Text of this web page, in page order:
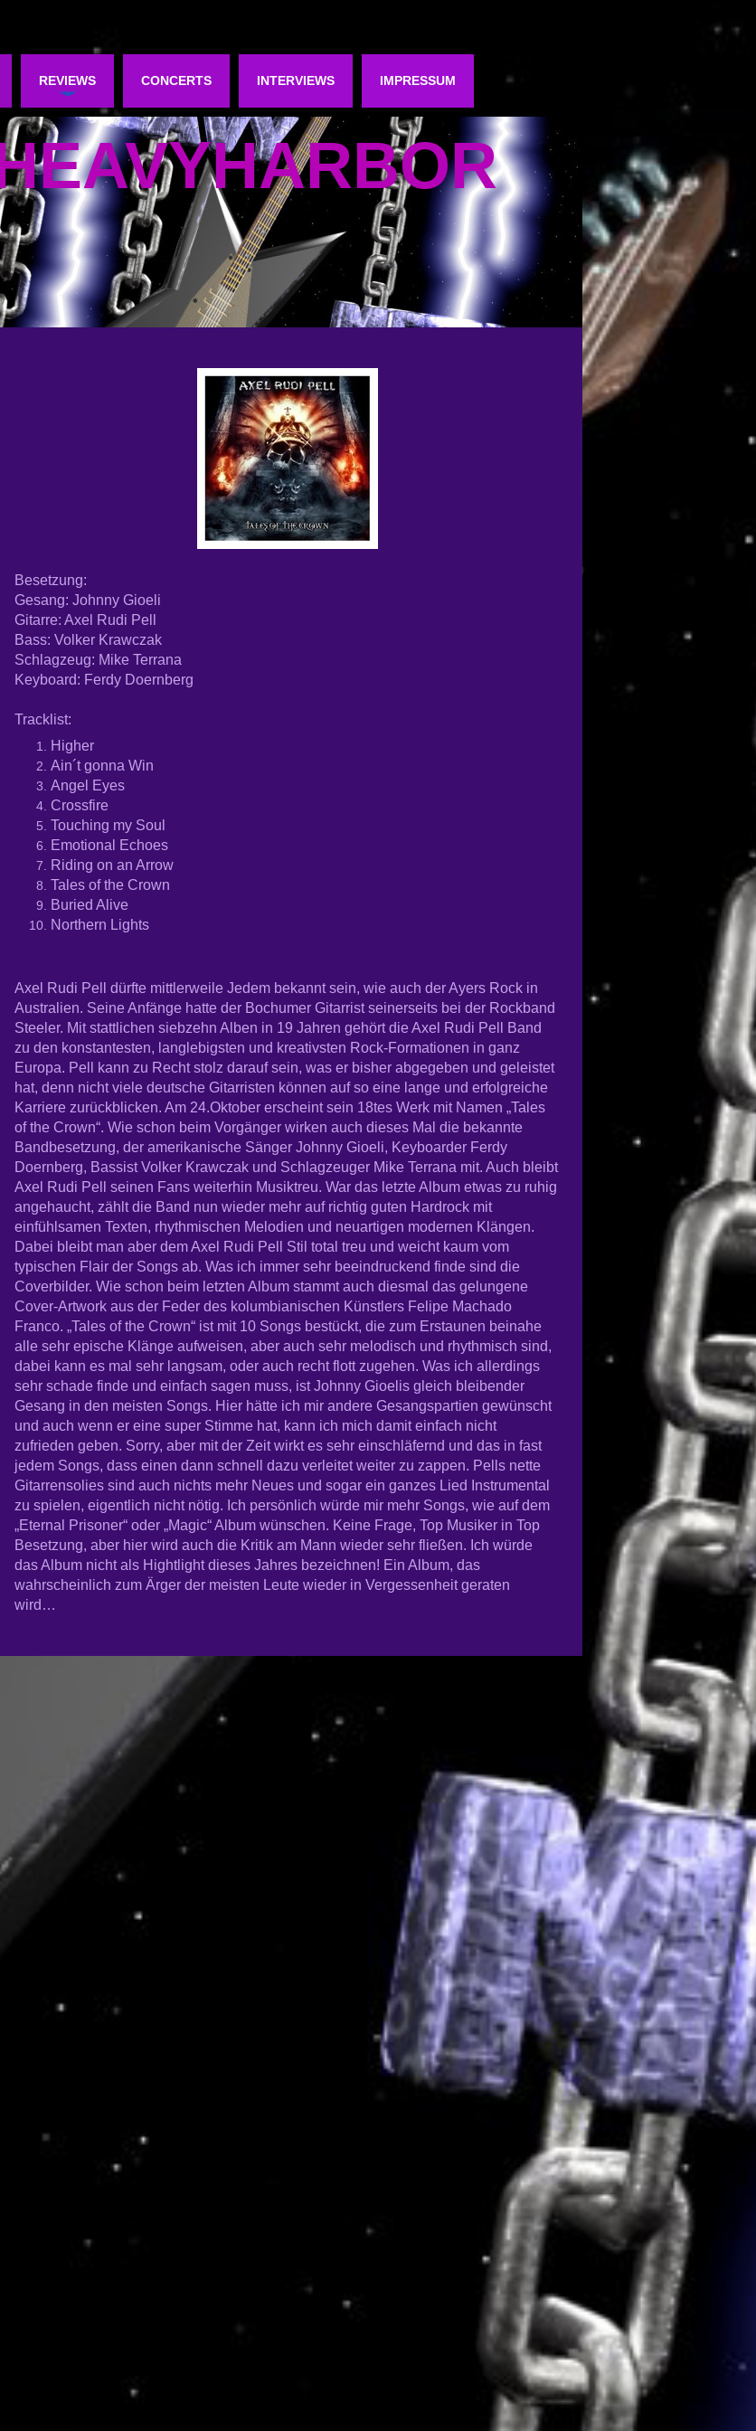
REVIEWS CONCERTS INTERVIEWS IMPRESSUM
Besetzung:
Gesang: Johnny Gioeli
Gitarre: Axel Rudi Pell
Bass: Volker Krawczak
Schlagzeug: Mike Terrana
Keyboard: Ferdy Doernberg
Tracklist:
Higher
Ain´t gonna Win
Angel Eyes
Crossfire
Touching my Soul
Emotional Echoes
Riding on an Arrow
Tales of the Crown
Buried Alive
Northern Lights
Axel Rudi Pell dürfte mittlerweile Jedem bekannt sein, wie auch der Ayers Rock in
Australien. Seine Anfänge hatte der Bochumer Gitarrist seinerseits bei der Rockband
Steeler. Mit stattlichen siebzehn Alben in 19 Jahren gehört die Axel Rudi Pell Band
zu den konstantesten, langlebigsten und kreativsten Rock-Formationen in ganz
Europa. Pell kann zu Recht stolz darauf sein, was er bisher abgegeben und geleistet
hat, denn nicht viele deutsche Gitarristen können auf so eine lange und erfolgreiche
Karriere zurückblicken. Am 24.Oktober erscheint sein 18tes Werk mit Namen „Tales
of the Crown“. Wie schon beim Vorgänger wirken auch dieses Mal die bekannte
Bandbesetzung, der amerikanische Sänger Johnny Gioeli, Keyboarder Ferdy
Doernberg, Bassist Volker Krawczak und Schlagzeuger Mike Terrana mit. Auch bleibt
Axel Rudi Pell seinen Fans weiterhin Musiktreu. War das letzte Album etwas zu ruhig
angehaucht, zählt die Band nun wieder mehr auf richtig guten Hardrock mit
einfühlsamen Texten, rhythmischen Melodien und neuartigen modernen Klängen.
Dabei bleibt man aber dem Axel Rudi Pell Stil total treu und weicht kaum vom
typischen Flair der Songs ab. Was ich immer sehr beeindruckend finde sind die
Coverbilder. Wie schon beim letzten Album stammt auch diesmal das gelungene
Cover-Artwork aus der Feder des kolumbianischen Künstlers Felipe Machado
Franco. „Tales of the Crown“ ist mit 10 Songs bestückt, die zum Erstaunen beinahe
alle sehr epische Klänge aufweisen, aber auch sehr melodisch und rhythmisch sind,
dabei kann es mal sehr langsam, oder auch recht flott zugehen. Was ich allerdings
sehr schade finde und einfach sagen muss, ist Johnny Gioelis gleich bleibender
Gesang in den meisten Songs. Hier hätte ich mir andere Gesangspartien gewünscht
und auch wenn er eine super Stimme hat, kann ich mich damit einfach nicht
zufrieden geben. Sorry, aber mit der Zeit wirkt es sehr einschläfernd und das in fast
jedem Songs, dass einen dann schnell dazu verleitet weiter zu zappen. Pells nette
Gitarrensolies sind auch nichts mehr Neues und sogar ein ganzes Lied Instrumental
zu spielen, eigentlich nicht nötig. Ich persönlich würde mir mehr Songs, wie auf dem
„Eternal Prisoner“ oder „Magic“ Album wünschen. Keine Frage, Top Musiker in Top
Besetzung, aber hier wird auch die Kritik am Mann wieder sehr fließen. Ich würde
das Album nicht als Hightlight dieses Jahres bezeichnen! Ein Album, das
wahrscheinlich zum Ärger der meisten Leute wieder in Vergessenheit geraten
wird…